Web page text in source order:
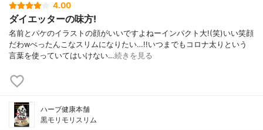
4.00
ダイエッターの味方!
名前とパケのイラストの顔がいいですよねーインパクト大!(笑)いい笑顔
だわwぺったんこなスリムになりたい…!!いつまでもコロナ太りという
言葉を使っていてはいけない…続きを見る
ハーブ健康本舗
黒モリモリスリム